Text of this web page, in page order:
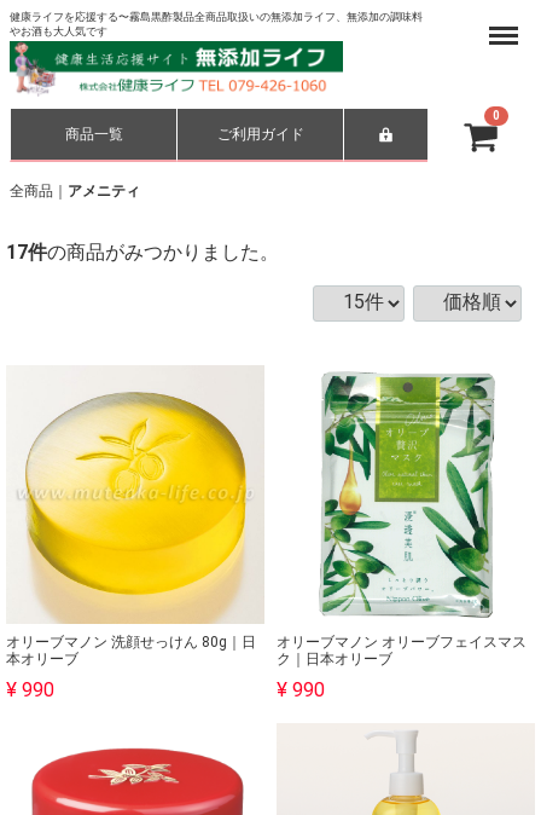
健康ライフを応援する〜霧島黒酢製品全商品取扱いの無添加ライフ、無添加の調味料
やお酒も大人気です
商品一覧 ご利用ガイド
Menu
全商品 アメニティ
17件の商品がみつかりました。
オリーブマノン 洗顔せっけん 80g｜日
本オリーブ
¥ 990
オリーブマノン オリーブフェイスマス
ク｜日本オリーブ
¥ 990
0